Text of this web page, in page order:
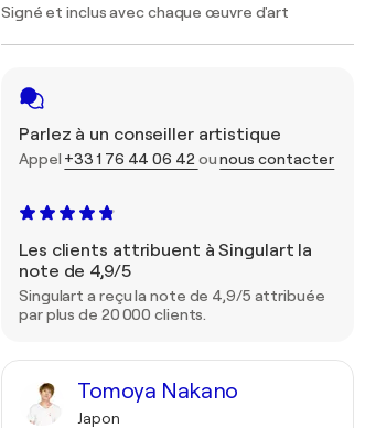
Signé et inclus avec chaque œuvre d'art
Parlez à un conseiller artistique
Appel +33 1 76 44 06 42 ounous contacter
Les clients attribuent à Singulart la
note de 4,9/5
Singulart a reçu la note de 4,9/5 attribuée
par plus de 20 000 clients.
Tomoya Nakano
Japon